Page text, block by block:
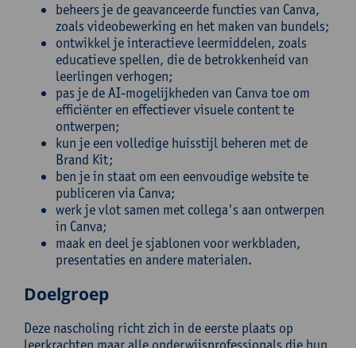
beheers je de geavanceerde functies van Canva,
zoals videobewerking en het maken van bundels;
ontwikkel je interactieve leermiddelen, zoals
educatieve spellen, die de betrokkenheid van
leerlingen verhogen;
pas je de AI-mogelijkheden van Canva toe om
efficiënter en effectiever visuele content te
ontwerpen;
kun je een volledige huisstijl beheren met de
Brand Kit;
ben je in staat om een eenvoudige website te
publiceren via Canva;
werk je vlot samen met collega's aan ontwerpen
in Canva;
maak en deel je sjablonen voor werkbladen,
presentaties en andere materialen.
Doelgroep
Deze nascholing richt zich in de eerste plaats op
leerkrachten maar alle onderwijsprofessionals die hun